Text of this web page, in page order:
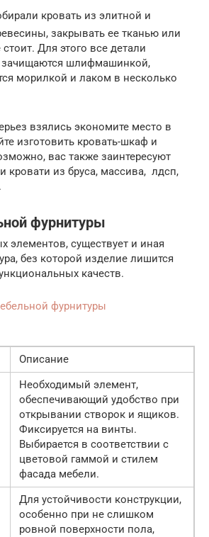
кровать из элитной и
закрывать ее тканью или
стоит. Для этого все детали
зачищаются шлифмашинкой,
морилкой и лаком в несколько
взялись экономите место в
изготовить кровать-шкаф и
вас также заинтересуют
кровати из бруса, массива, лдсп,
фурнитуры
элементов, существует и иная
без которой изделие лишится
качеств.
фурнитуры
Описание
Необходимый элемент,
обеспечивающий удобство при
открывании створок и ящиков.
Фиксируется на винты.
Выбирается в соответствии с
цветовой гаммой и стилем
фасада мебели.
Для устойчивости конструкции,
особенно при не слишком
ровной поверхности пола,